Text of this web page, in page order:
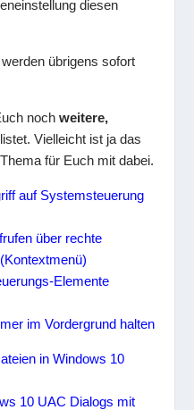
diesen
übrigens sofort
nochweitere,
Vielleicht ist ja das
für Euch mit dabei.
auf Systemsteuerung
über rechte
Elemente
im Vordergrund halten
in Windows 10
10 UAC Dialogs mit